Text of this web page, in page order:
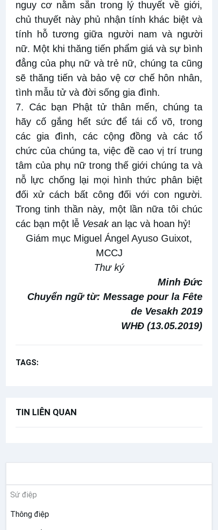
nguy cơ nằm sẵn trong lý thuyết về giới,
chủ thuyết này phủ nhận tính khác biệt và
tính hỗ tương giữa người nam và người
nữ. Một khi thăng tiến phẩm giá và sự bình
đẳng của phụ nữ và trẻ nữ, chúng ta cũng
sẽ thăng tiến và bảo vệ cơ chế hôn nhân,
tình mẫu tử và đời sống gia đình.
7. Các bạn Phật tử thân mến, chúng ta
hãy cố gắng hết sức để tái cổ võ, trong
các gia đình, các cộng đồng và các tổ
chức của chúng ta, việc đề cao vị trí trung
tâm của phụ nữ trong thế giới chúng ta và
nỗ lực chống lại mọi hình thức phân biệt
đối xử cách bất công đối với con người.
Trong tinh thần này, một lần nữa tôi chúc
các bạn một lễ Vesakan lạc và hoan hỷ!
Giám mục Miguel Ángel Ayuso Guixot,
MCCJ
Thư ký
Minh Đức
Chuyển ngữ từ: Message pour la Fête
de Vesakh 2019
WHĐ (13.05.2019)
TAGS:
TIN LIÊN QUAN
Sứ điệp
Thông điệp